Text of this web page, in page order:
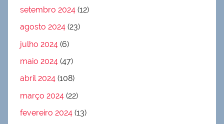
setembro 2024 (12)
agosto 2024 (23)
julho 2024 (6)
maio 2024 (47)
abril 2024 (108)
março 2024 (22)
fevereiro 2024 (13)